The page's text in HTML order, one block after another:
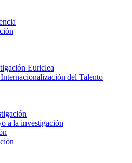
Euriclea
del Talento
a la investigación